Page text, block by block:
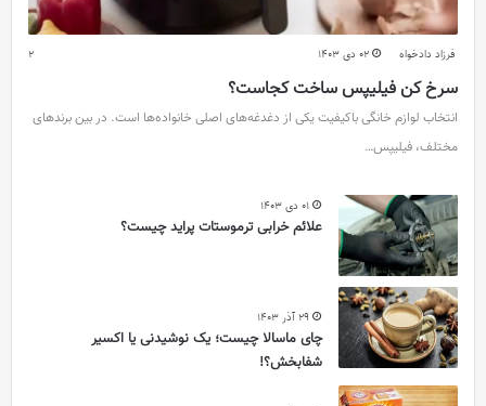
فرزاد دادخواه 02 دی 1403 2
سرخ کن فیلیپس ساخت کجاست؟
انتخاب لوازم خانگی باکیفیت یکی از دغدغه‌های اصلی خانواده‌ها است. در بین برندهای
مختلف، فیلیپس…
01 دی 1403
علائم خرابی ترموستات پراید چیست؟
29 آذر 1403
چای ماسالا چیست؛ یک نوشیدنی یا اکسیر
شفابخش؟!